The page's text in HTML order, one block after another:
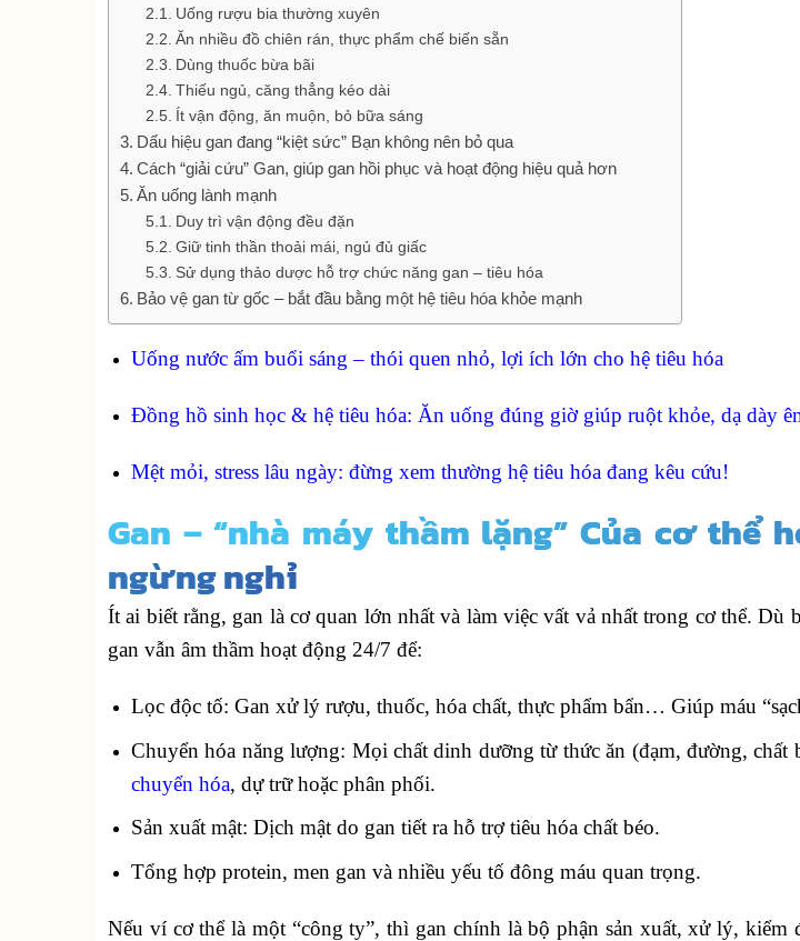
Uống rượu bia thường xuyên
Ăn nhiều đồ chiên rán, thực phẩm chế biến sẵn
Dùng thuốc bừa bãi
Thiếu ngủ, căng thẳng kéo dài
Ít vận động, ăn muộn, bỏ bữa sáng
Dấu hiệu gan đang “kiệt sức” Bạn không nên bỏ qua
Cách “giải cứu” Gan, giúp gan hồi phục và hoạt động hiệu quả hơn
Ăn uống lành mạnh
Duy trì vận động đều đặn
Giữ tinh thần thoải mái, ngủ đủ giấc
Sử dụng thảo dược hỗ trợ chức năng gan – tiêu hóa
Bảo vệ gan từ gốc – bắt đầu bằng một hệ tiêu hóa khỏe mạnh
Uống nước ấm buổi sáng – thói quen nhỏ, lợi ích lớn cho hệ tiêu hóa
Đồng hồ sinh học & hệ tiêu hóa: Ăn uống đúng giờ giúp ruột khỏe, dạ dày
Mệt mỏi, stress lâu ngày: đừng xem thường hệ tiêu hóa đang kêu cứu!
Gan – “nhà máy thầm lặng” Của cơ thể
ngừng nghỉ
Ít ai biết rằng, gan là cơ quan lớn nhất và làm việc vất vả nhất trong cơ thể. Dù
gan vẫn âm thầm hoạt động 24/7 để:
Lọc độc tố: Gan xử lý rượu, thuốc, hóa chất, thực phẩm bẩn… Giúp máu
Chuyển hóa năng lượng: Mọi chất dinh dưỡng từ thức ăn (đạm, đường, chất
chuyển hóa, dự trữ hoặc phân phối.
Sản xuất mật: Dịch mật do gan tiết ra hỗ trợ tiêu hóa chất béo.
Tổng hợp protein, men gan và nhiều yếu tố đông máu quan trọng.
Nếu ví cơ thể là một “công ty”, thì gan chính là bộ phận sản xuất, xử lý,